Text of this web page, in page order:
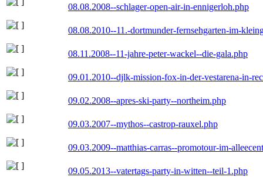
08.08.2008--schlager-open-air-in-ennigerloh.php
08.08.2010--11.-dortmunder-fernsehgarten-im-
08.11.2008--11-jahre-peter-wackel--die-gala.php
09.01.2010--djlk-mission-fox-in-der-vestarena-in-
09.02.2008--apres-ski-party--northeim.php
09.03.2007--mythos--castrop-rauxel.php
09.03.2009--matthias-carras--promotour-im-
09.05.2013--vatertags-party-in-witten--teil-1.php